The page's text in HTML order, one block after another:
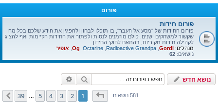
פורום
פורום חידות
פורום החידות של "מסע אל העבר", בו תוכלו לבחון ולהפגין את הידע שלכם בכל מה
שקשור למשחקים ישנים. כולם מוזמנים לנסות ולפתור את החידות הקיימות ואף להציג
לקהילה חידות מקוריות, בהתאם לחוקי החידון.
מנהלים: Gordi
,
Radioactive Grandpa
,
Octarine
,
Og
, אופיר
נושאים: 62
נושא חדש חיפוש
581 נושאיםדף1מתוך39
1
2
3
4
5
39 הבא